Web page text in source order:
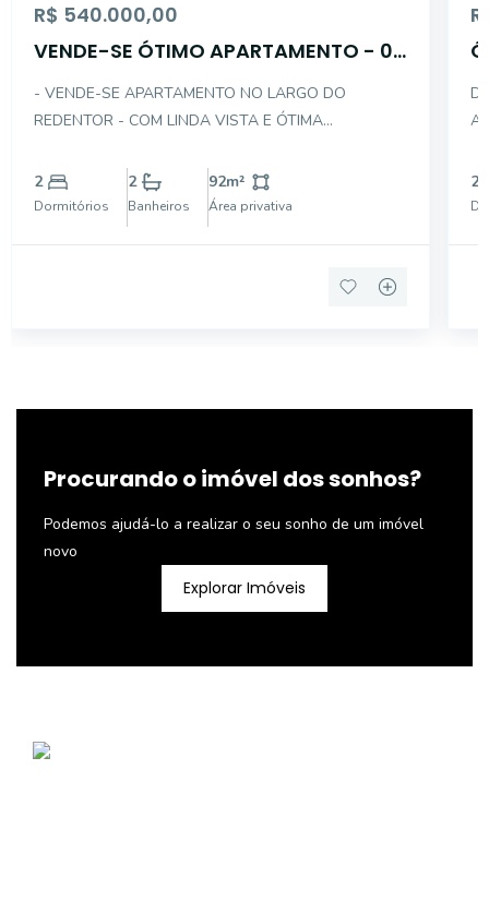
R$ 540.000,00
VENDE-SE ÓTIMO APARTAMENTO - 02
- VENDE-SE APARTAMENTO NO LARGO DO
REDENTOR - COM LINDA VISTA E ÓTIMA
ACABAMENTO DE ALUMINIO BRANCO NAS PORTAS
E JANELAS - DESCRIÇÃO INTERNA DO IMÓVEL: . 02
DORMITÓRIOS SENDO 01 SUÍTE COM VARANDA .
2
Dormitórios
2
Banheiros
92m²
Área privativa
2
Procurando o imóvel dos sonhos?
Podemos ajudá-lo a realizar o seu sonho de um imóvel
novo
Explorar Imóveis